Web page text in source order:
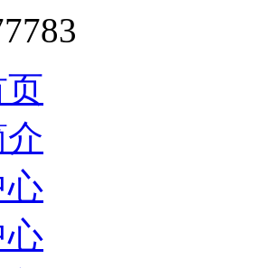
页
心
心